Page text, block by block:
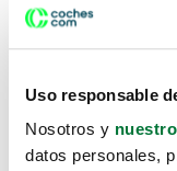
Uso responsable
Nosotros y
datos personales,